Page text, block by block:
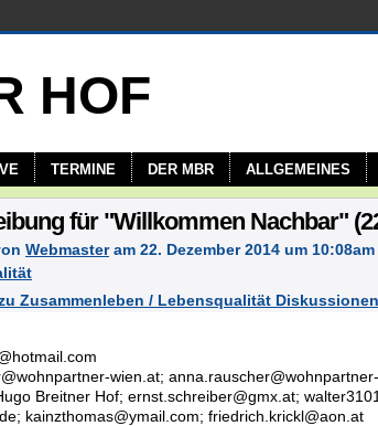
TERMINE DER MBR ALLGEMEINES
für "Willkommen Nachbar"
Webmasteram 22. Dezember 2014 um 10:08am
Zusammenleben / Lebensqualität Diskussionen
wien.at;
Breitner Hof; ernst.schreiber@gmx.at;
kainzthomas@ymail.com; friedrich.krickl@aon.at